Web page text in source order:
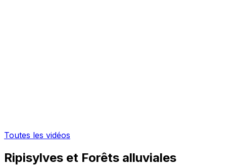
Toutes les vidéos
Ripisylves et Forêts alluviales